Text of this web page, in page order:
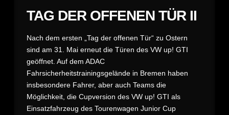
TAG DER OFFENEN TÜR II
Nach dem ersten „Tag der offenen Tür“ zu Ostern
sind am 31. Mai erneut die Türen des VW up! GTI
geöffnet. Auf dem ADAC
Fahrsicherheitstrainingsgelände in Bremen haben
insbesondere Fahrer, aber auch Teams die
Möglichkeit, die Cupversion des VW up! GTI als
Einsatzfahrzeug des Tourenwagen Junior Cup